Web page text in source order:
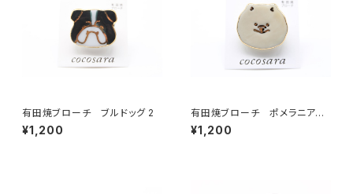
有田焼ブローチ ブルドッグ 2
¥1,200
有田焼ブローチ ポメラニアン
（ベージュ×ゴールド）
¥1,200